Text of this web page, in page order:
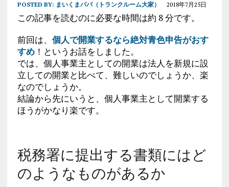
POSTED BY: まいくまパパ（トランクルーム大家） 2018年7月25日
この記事を読むのに必要な時間は約 8 分です。
前回は、 個人で開業するなら絶対青色申告がおす
すめ！というお話をしました。
では、個人事業主としての開業は法人を新規に設
立しての開業と比べて、難しいのでしょうか、楽
なのでしょうか。
結論から先にいうと、個人事業主として開業する
ほうがかなり楽です。
税務署に提出する書類にはど
のようなものがあるか